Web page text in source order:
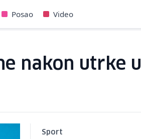
Posao Video
nakon utrke u
Sport